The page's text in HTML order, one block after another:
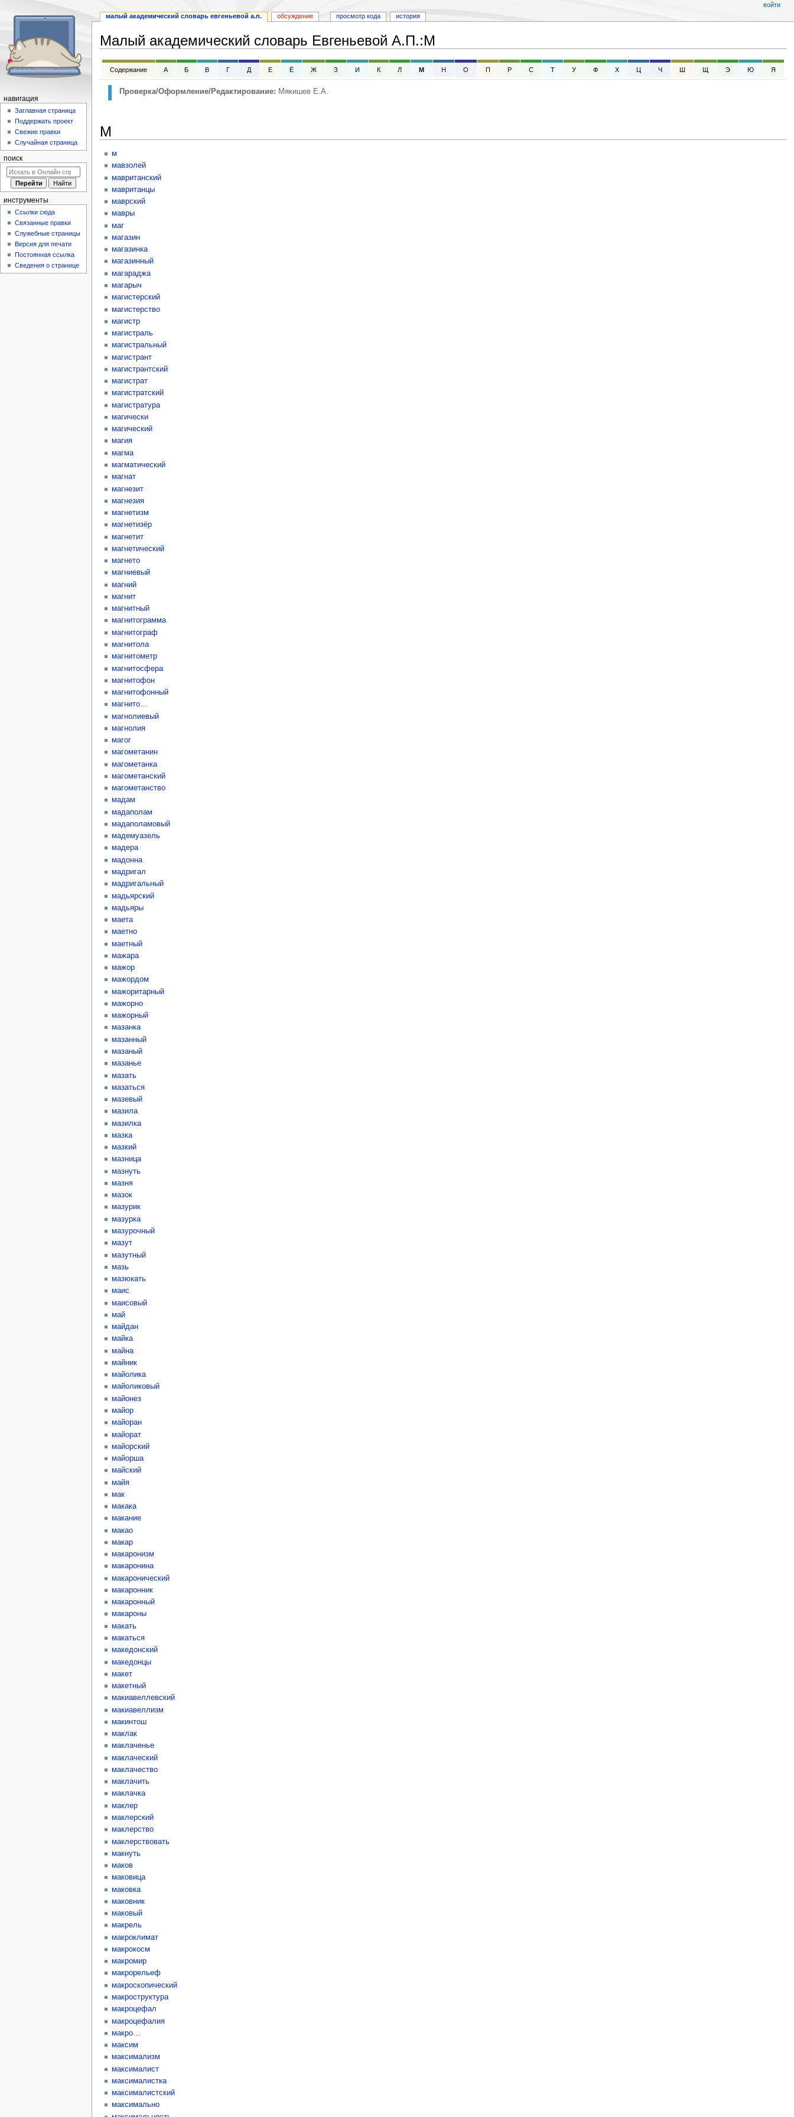
Малый академический словарь Евгеньевой А.П.:М
Перейти
навигации
Перейти
поиску
Содержание А Б В Г Д Е Ё Ж З И К Л М Н О П Р С Т У Ф Х Ц Ч Ш Щ Э Ю Я
Проверка/Оформление/Редактирование: Мякишев Е.А.
М
м
мавзолей
мавританский
мавританцы
маврский
мавры
маг
магазин
магазинка
магазинный
магараджа
магарыч
магистерский
магистерство
магистр
магистраль
магистральный
магистрант
магистрантский
магистрат
магистратский
магистратура
магически
магический
магия
магма
магматический
магнат
магнезит
магнезия
магнетизм
магнетизёр
магнетит
магнетический
магнето
магниевый
магний
магнит
магнитный
магнитограмма
магнитограф
магнитола
магнитометр
магнитосфера
магнитофон
магнитофонный
магнито…
магнолиевый
магнолия
магог
магометанин
магометанка
магометанский
магометанство
мадам
мадаполам
мадаполамовый
мадемуазель
мадера
мадонна
мадригал
мадригальный
мадьярский
мадьяры
маета
маетно
маетный
мажара
мажор
мажордом
мажоритарный
мажорно
мажорный
мазанка
мазанный
мазаный
мазанье
мазать
мазаться
мазевый
мазила
мазилка
мазка
мазкий
мазница
мазнуть
мазня
мазок
мазурик
мазурка
мазурочный
мазут
мазутный
мазь
мазюкать
маис
маисовый
май
майдан
майка
майна
майник
майолика
майоликовый
майонез
майор
майоран
майорат
майорский
майорша
майский
майя
мак
макака
макание
макао
макар
макаронизм
макаронина
макаронический
макаронник
макаронный
макароны
макать
макаться
македонский
македонцы
макет
макетный
макиавеллевский
макиавеллизм
макинтош
маклак
маклаченье
маклаческий
маклачество
маклачить
маклачка
маклер
маклерский
маклерство
маклерствовать
макнуть
маков
маковица
маковка
маковник
маковый
макрель
макроклимат
макрокосм
макромир
макрорельеф
макроскопический
макроструктура
макроцефал
макроцефалия
макро…
максим
максимализм
максималист
максималистка
максималистский
максимально
малый академический словарь евгеньевой а.п. обсуждение просмотр кода история
войти
навигация
Заглавная страница
Поддержать проект
Свежие правки
Случайная страница
поиск
инструменты
Ссылки сюда
Связанные правки
Служебные страницы
Версия для печати
Постоянная ссылка
Сведения о странице